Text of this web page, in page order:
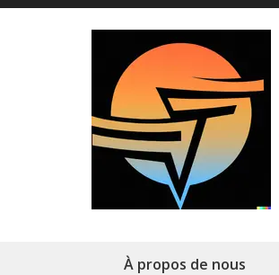
Aller
À propos de nous